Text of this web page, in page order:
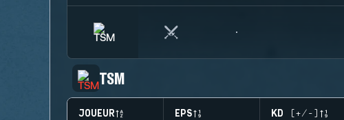
TSM
JOUEUR EPS KD (+/-)